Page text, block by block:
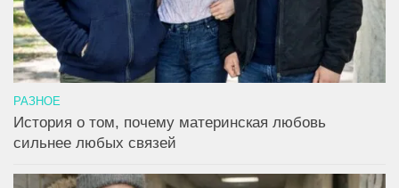
РАЗНОЕ
История о том, почему материнская любовь
сильнее любых связей